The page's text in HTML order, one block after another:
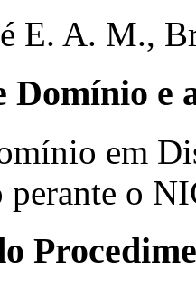
E. A. M.,
Domínio e
em
perante o